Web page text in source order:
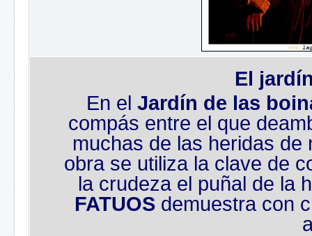
El
En el Jardín de las
compás entre el que
muchas de las heridas
obra se utiliza la clave de
la crudeza el puñal de la
FATUOS demuestra con